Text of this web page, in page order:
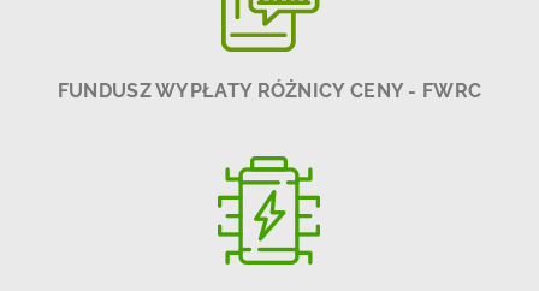
FUNDUSZ WYPŁATY RÓŻNICY CENY - FWRC